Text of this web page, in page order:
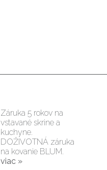
Záruka 5 rokov na
vstavané skrine a
kuchyne.
DOŽIVOTNÁ záruka
na kovanie BLUM.
viac »